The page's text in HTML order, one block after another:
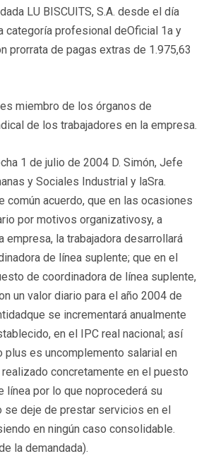
LU BISCUITS, S.A. desde el día
categoría profesional deOficial 1a y
prorrata de pagas extras de 1.975,63
miembro de los órganos de
de los trabajadores en la empresa.
1 de julio de 2004 D. Simón, Jefe
y Sociales Industrial y laSra.
común acuerdo, que en las ocasiones
por motivos organizativosy, a
empresa, la trabajadora desarrollará
de línea suplente; que en el
de coordinadora de línea suplente,
un valor diario para el año 2004 de
se incrementará anualmente
en el IPC real nacional; así
plus es uncomplemento salarial en
concretamente en el puesto
línea por lo que noprocederá su
se deje de prestar servicios en el
en ningún caso consolidable.
la demandada).